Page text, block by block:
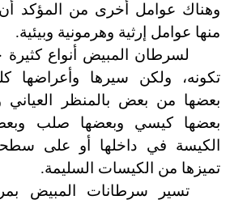
وهناك عوامل أخرى من المؤكد أن
منها عوامل إرثية وهرمونية وبيئية.
لسرطان المبيض أنواع
تكونه، ولكن سيرها وأعراضها
بعضها من بعض بالمنظر العياني
بعضها كيسي وبعضها صلب
الكيسة في داخلها أو على
تميزها من الكيسات السليمة.
تسير سرطانات المبيض